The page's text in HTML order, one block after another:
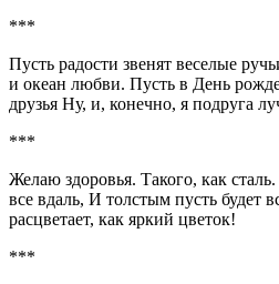
***
Пусть радости звенят веселые
и океан любви. Пусть в День
друзья Ну, и, конечно, я подруга
***
Желаю здоровья. Такого, как
все вдаль, И толстым пусть будет
расцветает, как яркий цветок!
***